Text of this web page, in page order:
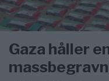
Gaza håller